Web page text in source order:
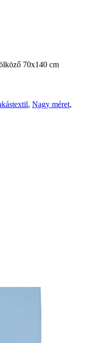
70x140 cm
, Nagy méret,